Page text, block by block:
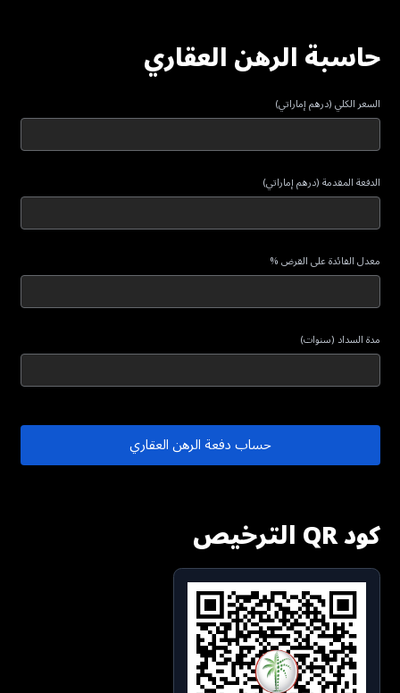
حاسبة الرهن العقاري
السعر الكلي (درهم إماراتي)
الدفعة المقدمة (درهم إماراتي)
معدل الفائدة على القرض %
مدة السداد (سنوات)
حساب دفعة الرهن العقاري
كود QR الترخيص